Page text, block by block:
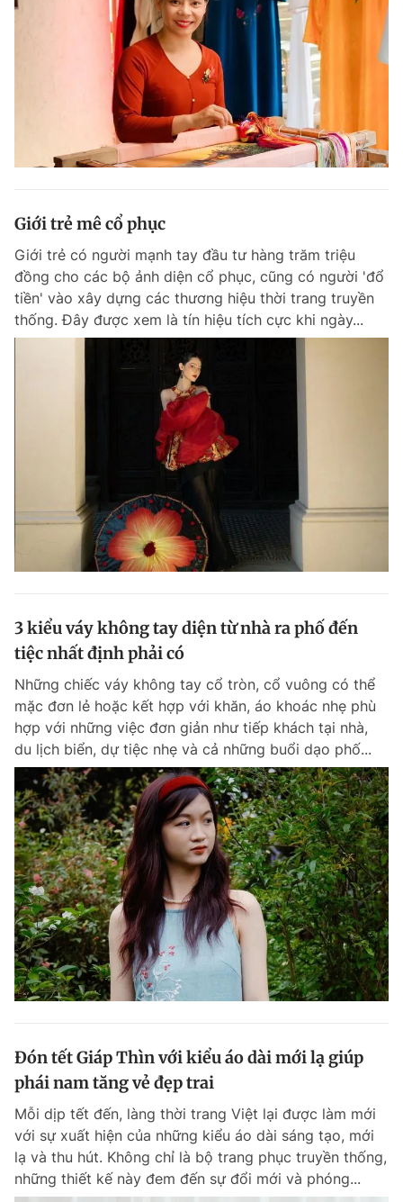
Theo dõi báo trên
Liên hệ quảng cáo
0908 780 404
Quảng cáo RSS Tòa soạn Chính sách bảo
Tổng biên tập: Nguyễn Ngọc Toàn
Phó tổng biên tập: Trần Việt Hưng
Tổng thư ký tòa soạn: Đức Trung
Giấy phép xuất bản số 110/GP - BTTTT cấp ngày 24.3.2020
© 2003-2026 Bản quyền thuộc về Báo Thanh Niên. Cấm sao chép
dưới mọi hình thức nếu không có sự chấp thuận bằng văn bản.
Phát triển bởi ePi Technologies, JSC.
Giới trẻ mê cổ phục
Giới trẻ có người mạnh tay đầu tư hàng trăm triệu
đồng cho các bộ ảnh diện cổ phục, cũng có người 'đổ
tiền' vào xây dựng các thương hiệu thời trang truyền
thống. Đây được xem là tín hiệu tích cực khi ngày...
3 kiểu váy không tay diện từ nhà ra phố đến
tiệc nhất định phải có
Những chiếc váy không tay cổ tròn, cổ vuông có thể
mặc đơn lẻ hoặc kết hợp với khăn, áo khoác nhẹ phù
hợp với những việc đơn giản như tiếp khách tại nhà,
du lịch biển, dự tiệc nhẹ và cả những buổi dạo phố...
Đón tết Giáp Thìn với kiểu áo dài mới lạ giúp
phái nam tăng vẻ đẹp trai
Mỗi dịp tết đến, làng thời trang Việt lại được làm mới
với sự xuất hiện của những kiểu áo dài sáng tạo, mới
lạ và thu hút. Không chỉ là bộ trang phục truyền thống,
những thiết kế này đem đến sự đổi mới và phóng...